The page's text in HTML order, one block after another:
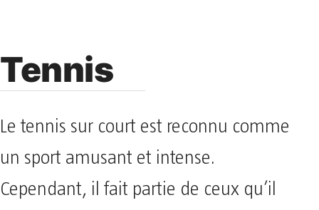
Tennis
Le tennis sur court est reconnu comme
un sport amusant et intense.
Cependant, il fait partie de ceux qu’il